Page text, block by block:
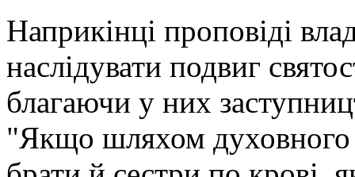
Наприкінці проповіді
наслідувати подвиг
благаючи у них
"Якщо шляхом